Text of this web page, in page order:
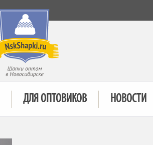
ДЛЯ ОПТОВИКОВ НОВОСТИ